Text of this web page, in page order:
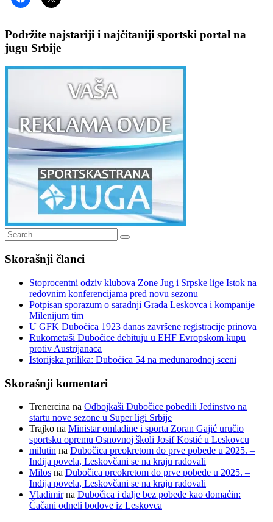
Podržite najstariji i najčitaniji sportski portal na
jugu Srbije
Search
for:
Search
Skorašnji članci
Stoprocentni odziv klubova Zone Jug i Srpske lige Istok na
redovnim konferencijama pred novu sezonu
Potpisan sporazum o saradnji Grada Leskovca i kompanije
Milenijum tim
U GFK Dubočica 1923 danas završene registracije prinova
Rukometaši Dubočice debituju u EHF Evropskom kupu
protiv Austrijanaca
Istorijska prilika: Dubočica 54 na međunarodnoj sceni
Skorašnji komentari
Trenercina na Odbojkaši Dubočice pobedili Jedinstvo na
startu nove sezone u Super ligi Srbije
Trajko na Ministar omladine i sporta Zoran Gajić uručio
sportsku opremu Osnovnoj školi Josif Kostić u Leskovcu
milutin na Dubočica preokretom do prve pobede u 2025. –
Inđija povela, Leskovčani se na kraju radovali
Milos na Dubočica preokretom do prve pobede u 2025. –
Inđija povela, Leskovčani se na kraju radovali
Vladimirna Dubočica i dalje bez pobede kao domaćin:
Čačani odneli bodove iz Leskovca